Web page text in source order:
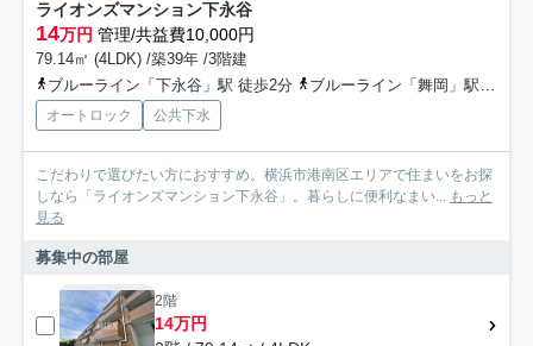
ライオンズマンション下永谷
14万円 管理/共益費10,000円
79.14㎡ (4LDK) /築39年 /3階建
ブルーライン「下永谷」駅 徒歩2分
ブルーライン「舞岡」駅 徒歩14分
オートロック 公共下水
こだわりで選びたい方におすすめ。横浜市港南区エリアで住まいをお探
しなら「ライオンズマンション下永谷」。暮らしに便利なまい... もっと
見る
募集中の部屋
2階
14万円